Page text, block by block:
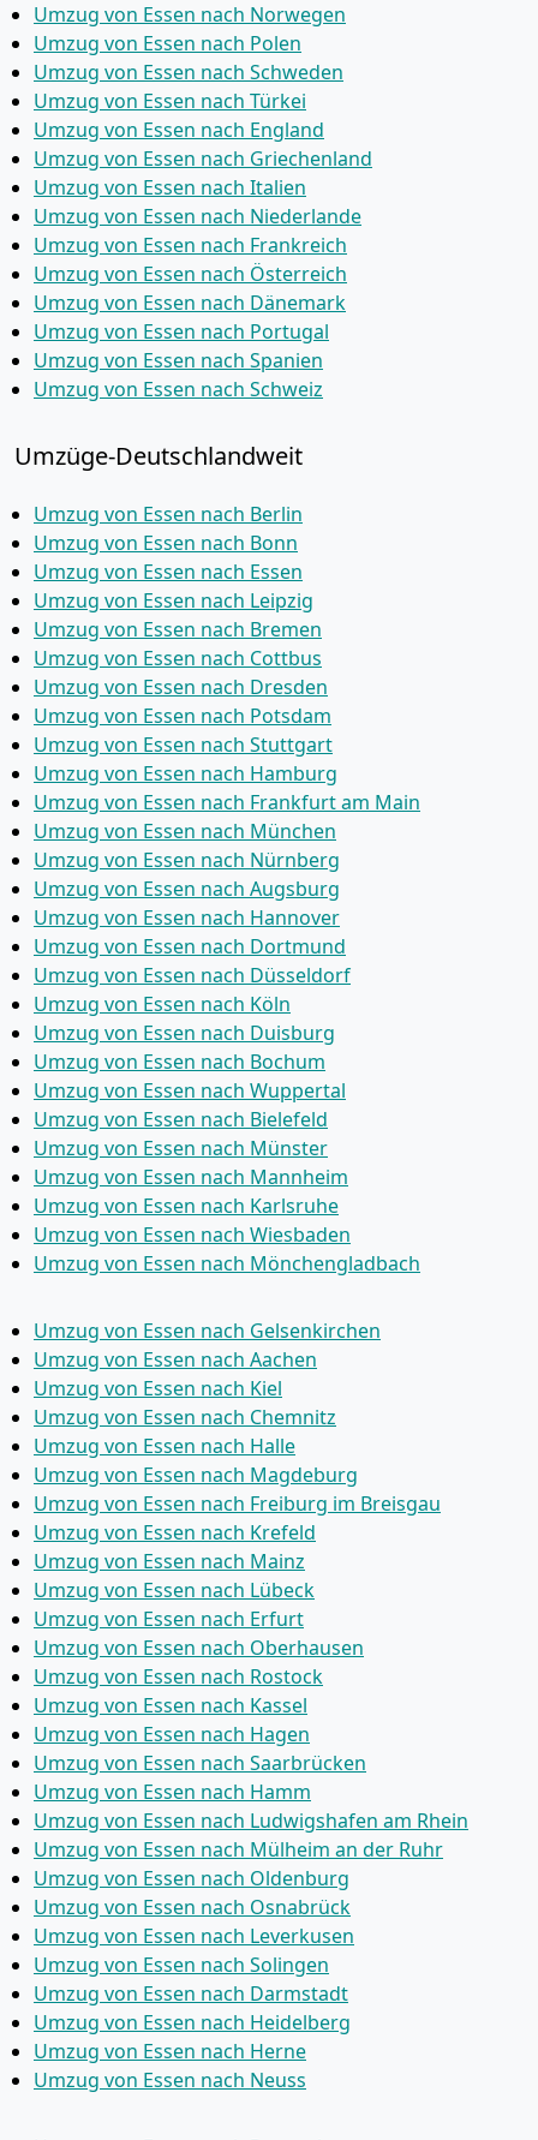
Umzug von Essen nach Norwegen
Umzug von Essen nach Polen
Umzug von Essen nach Schweden
Umzug von Essen nach Türkei
Umzug von Essen nach England
Umzug von Essen nach Griechenland
Umzug von Essen nach Italien
Umzug von Essen nach Niederlande
Umzug von Essen nach Frankreich
Umzug von Essen nach Österreich
Umzug von Essen nach Dänemark
Umzug von Essen nach Portugal
Umzug von Essen nach Spanien
Umzug von Essen nach Schweiz
Umzüge-Deutschlandweit
Umzug von Essen nach Berlin
Umzug von Essen nach Bonn
Umzug von Essen nach Essen
Umzug von Essen nach Leipzig
Umzug von Essen nach Bremen
Umzug von Essen nach Cottbus
Umzug von Essen nach Dresden
Umzug von Essen nach Potsdam
Umzug von Essen nach Stuttgart
Umzug von Essen nach Hamburg
Umzug von Essen nach Frankfurt am Main
Umzug von Essen nach München
Umzug von Essen nach Nürnberg
Umzug von Essen nach Augsburg
Umzug von Essen nach Hannover
Umzug von Essen nach Dortmund
Umzug von Essen nach Düsseldorf
Umzug von Essen nach Köln
Umzug von Essen nach Duisburg
Umzug von Essen nach Bochum
Umzug von Essen nach Wuppertal
Umzug von Essen nach Bielefeld
Umzug von Essen nach Münster
Umzug von Essen nach Mannheim
Umzug von Essen nach Karlsruhe
Umzug von Essen nach Wiesbaden
Umzug von Essen nach Mönchen­gladbach
Umzug von Essen nach Gelsenkirchen
Umzug von Essen nach Aachen
Umzug von Essen nach Kiel
Umzug von Essen nach Chemnitz
Umzug von Essen nach Halle
Umzug von Essen nach Magdeburg
Umzug von Essen nach Freiburg im Breisgau
Umzug von Essen nach Krefeld
Umzug von Essen nach Mainz
Umzug von Essen nach Lübeck
Umzug von Essen nach Erfurt
Umzug von Essen nach Oberhausen
Umzug von Essen nach Rostock
Umzug von Essen nach Kassel
Umzug von Essen nach Hagen
Umzug von Essen nach Saarbrücken
Umzug von Essen nach Hamm
Umzug von Essen nach Ludwigshafen am Rhein
Umzug von Essen nach Mülheim an der Ruhr
Umzug von Essen nach Oldenburg
Umzug von Essen nach Osnabrück
Umzug von Essen nach Leverkusen
Umzug von Essen nach Solingen
Umzug von Essen nach Darmstadt
Umzug von Essen nach Heidelberg
Umzug von Essen nach Herne
Umzug von Essen nach Neuss